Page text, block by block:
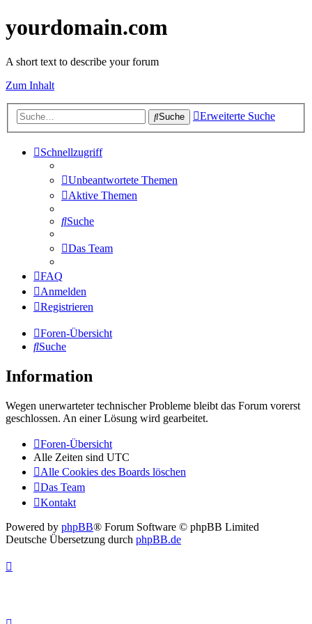
yourdomain.com
A short text to describe your forum
Zum Inhalt
Suche Erweiterte Suche
Schnellzugriff
Unbeantwortete Themen
Aktive Themen
Suche
Das Team
FAQ
Anmelden
Registrieren
Foren-Übersicht
Suche
Information
Wegen unerwarteter technischer Probleme bleibt das Forum vorerst
geschlossen. An einer Lösung wird gearbeitet.
Foren-Übersicht
Alle Zeiten sind UTC
Alle Cookies des Boards löschen
Das Team
Kontakt
Powered by phpBB® Forum Software © phpBB Limited
Deutsche Übersetzung durch phpBB.de